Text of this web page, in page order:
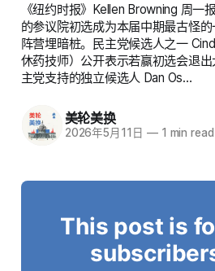
《纽约时报》Kellen Browning 周一
的参议院初选成为本届中期最古怪
阵营埋暗桩。民主党候选人之一
休药技师）公开表示若赢初选会退
主党支持的独立候选人 Dan Os…
美轮美换
2026年5月11日 —1 min read
This post is